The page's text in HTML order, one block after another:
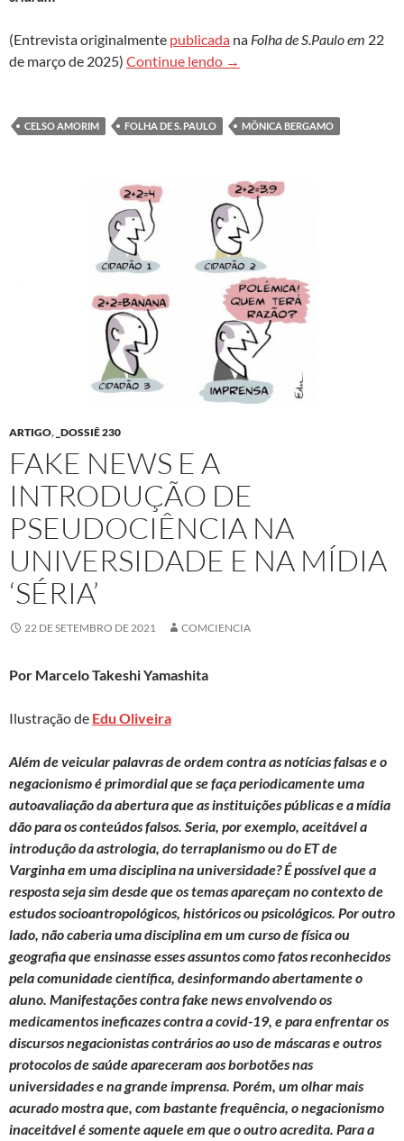
(Entrevista originalmente publicada na Folha de S.Paulo em 22
de março de 2025) Continue lendo Celso Amorim: Trump é
→
CELSO AMORIM FOLHA DE S. PAULO MÔNICA BERGAMO
ARTIGO, _DOSSIÊ 230
FAKE NEWS E A
INTRODUÇÃO DE
PSEUDOCIÊNCIA NA
UNIVERSIDADE E NA MÍDIA
‘SÉRIA’
22 DE SETEMBRO DE 2021 COMCIENCIA
Por Marcelo Takeshi Yamashita
Ilustração de Edu Oliveira
Além de veicular palavras de ordem contra as notícias falsas e o
negacionismo é primordial que se faça periodicamente uma
autoavaliação da abertura que as instituições públicas e a mídia
dão para os conteúdos falsos. Seria, por exemplo, aceitável a
introdução da astrologia, do terraplanismo ou do ET de
Varginha em uma disciplina na universidade? É possível que a
resposta seja sim desde que os temas apareçam no contexto de
estudos socioantropológicos, históricos ou psicológicos. Por outro
lado, não caberia uma disciplina em um curso de física ou
geografia que ensinasse esses assuntos como fatos reconhecidos
pela comunidade científica, desinformando abertamente o
aluno. Manifestações contra fake news envolvendo os
medicamentos ineficazes contra a covid-19, e para enfrentar os
discursos negacionistas contrários ao uso de máscaras e outros
protocolos de saúde apareceram aos borbotões nas
universidades e na grande imprensa. Porém, um olhar mais
acurado mostra que, com bastante frequência, o negacionismo
inaceitável é somente aquele em que o outro acredita. Para a